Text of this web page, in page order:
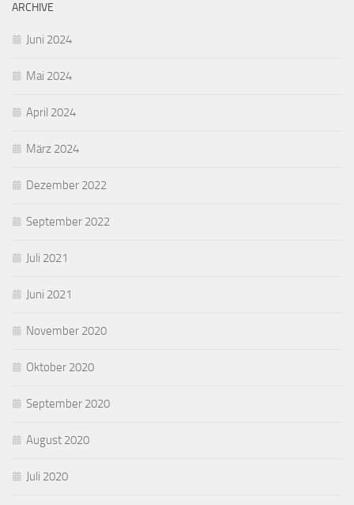
ARCHIVE
Juni 2024
Mai 2024
April 2024
März 2024
Dezember 2022
September 2022
Juli 2021
Juni 2021
November 2020
Oktober 2020
September 2020
August 2020
Juli 2020